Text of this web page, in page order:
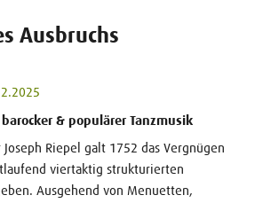
Ausbruchs
& populärer Tanzmusik
Riepel galt 1752 das Vergnügen
viertaktig strukturierten
Ausgehend von Menuetten,